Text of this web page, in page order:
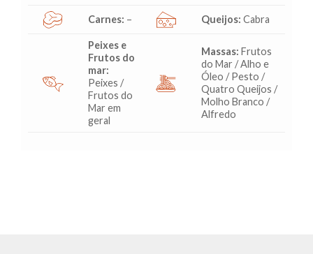
Carnes: – Queijos: Cabra
Peixes e
Frutos do
mar:
Peixes /
Frutos do
Mar em
geral
Massas: Frutos
do Mar / Alho e
Óleo / Pesto /
Quatro Queijos /
Molho Branco /
Alfredo